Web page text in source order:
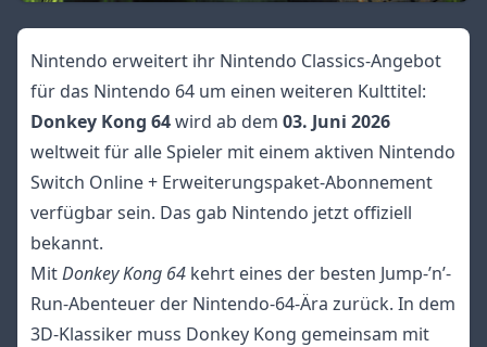
Nintendo erweitert ihr Nintendo Classics-Angebot
für das Nintendo 64 um einen weiteren Kulttitel:
Donkey Kong 64wird ab dem 03. Juni 2026
weltweit für alle Spieler mit einem aktiven Nintendo
Switch Online + Erweiterungspaket-Abonnement
verfügbar sein. Das gab Nintendo jetzt offiziell
bekannt.
MitDonkey Kong 64 kehrt eines der besten Jump-’n’-
Run-Abenteuer der Nintendo-64-Ära zurück. In dem
3D-Klassiker muss Donkey Kong gemeinsam mit